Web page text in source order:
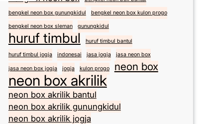
bengkel neon box gunungkidul bengkel neon box kulon progo
bengkel neon box sleman gunungkidul
huruf timbul huruf timbul bantul
huruf timbul jogja indonesai jasa jogja jasa neon box
jasa neon box jogja jogja kulon progo neon box
neon box akrilik
neon box akrilik bantul
neon box akrilik gunungkidul
neon box akrilik jogja